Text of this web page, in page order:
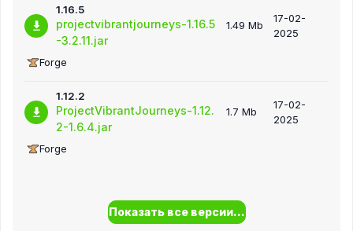
1.16.5
projectvibrantjourneys-1.16.5
-3.2.11.jar
Forge
1.49 Mb
17-02-
2025
1.12.2
ProjectVibrantJourneys-1.12.
2-1.6.4.jar
Forge
1.7 Mb
17-02-
2025
Показать все версии...